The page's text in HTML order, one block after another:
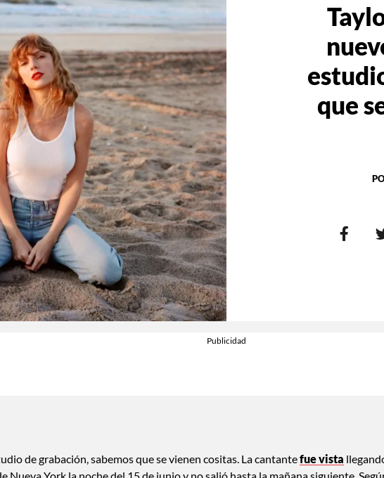
que
de grabación, sabemos que se vienen cositas. La cantantefue vista
Nueva York la noche del 15 de junio y no salió hasta la mañana siguiente.